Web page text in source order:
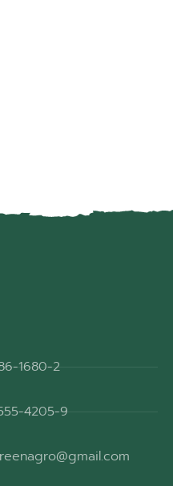
1680-2
4205-9